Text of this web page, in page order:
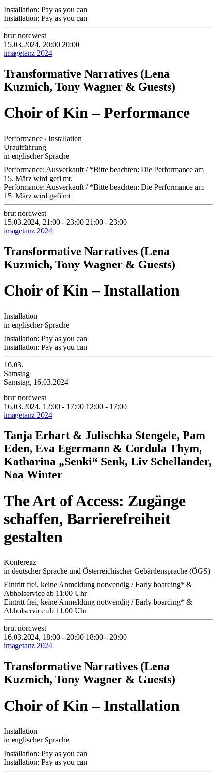
Installation: Pay as you can
Installation: Pay as you can
brut nordwest
15.03.2024, 20:00 20:00
imagetanz 2024
Transformative Narratives (Lena
Kuzmich, Tony Wagner & Guests)
Choir of Kin – Performance
Performance / Installation
Uraufführung
in englischer Sprache
Performance: Ausverkauft / *Bitte beachten: Die Performance am
15. März wird gefilmt.
Performance: Ausverkauft / *Bitte beachten: Die Performance am
15. März wird gefilmt.
brut nordwest
15.03.2024, 21:00 - 23:00 21:00 - 23:00
imagetanz 2024
Transformative Narratives (Lena
Kuzmich, Tony Wagner & Guests)
Choir of Kin – Installation
Installation
in englischer Sprache
Installation: Pay as you can
Installation: Pay as you can
16.03.
Samstag
Samstag, 16.03.2024
brut nordwest
16.03.2024, 12:00 - 17:00 12:00 - 17:00
imagetanz 2024
Tanja Erhart & Julischka Stengele, Pam
Eden, Eva Egermann & Cordula Thym,
Katharina „Senki“ Senk, Liv Schellander,
Noa Winter
The Art of Access: Zugänge
schaffen, Barrierefreiheit
gestalten
Konferenz
in deutscher Sprache und Österreichischer Gebärdensprache (ÖGS)
Eintritt frei, keine Anmeldung notwendig / Early boarding* &
Abholservice ab 11:00 Uhr
Eintritt frei, keine Anmeldung notwendig / Early boarding* &
Abholservice ab 11:00 Uhr
brut nordwest
16.03.2024, 18:00 - 20:00 18:00 - 20:00
imagetanz 2024
Transformative Narratives (Lena
Kuzmich, Tony Wagner & Guests)
Choir of Kin – Installation
Installation
in englischer Sprache
Installation: Pay as you can
Installation: Pay as you can